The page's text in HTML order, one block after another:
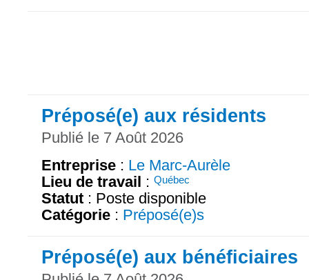
Préposé(e) aux résidents
Publié le 7 Août 2026
Entreprise : Le Marc-Aurèle
Lieu de travail : Québec
Statut : Poste disponible
Catégorie : Préposé(e)s
Préposé(e) aux bénéficiaires